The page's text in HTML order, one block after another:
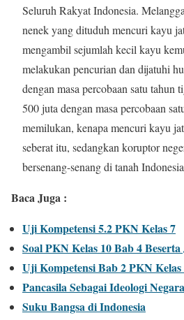
Seluruh Rakyat Indonesia.
nenek yang dituduh mencuri kayu
mengambil sejumlah kecil kayu
melakukan pencurian dan dijatuhi
dengan masa percobaan satu tahun
500 juta dengan masa percobaan
memilukan, kenapa mencuri kayu
seberat itu, sedangkan koruptor
bersenang-senang di tanah
Baca Juga :
Uji Kompetensi 5.2 PKN Kelas 7
Soal PKN Kelas 10 Bab 4
Uji Kompetensi Bab 2 PKN
Pancasila Sebagai Ideologi Negara
Suku Bangsa di Indonesia